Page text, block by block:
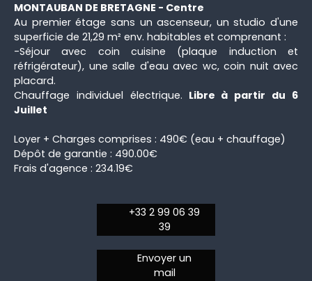
MONTAUBAN DE BRETAGNE - Centre
Au premier étage sans un ascenseur, un studio d'une
superficie de 21,29 m² env. habitables et comprenant :
-Séjour avec coin cuisine (plaque induction et
réfrigérateur), une salle d'eau avec wc, coin nuit avec
placard.
Chauffage individuel électrique. Libre à partir du 6
Juillet
Loyer + Charges comprises : 490€ (eau + chauffage)
Dépôt de garantie : 490.00€
Frais d'agence : 234.19€
+33 2 99 06 39
39
Envoyer un
mail